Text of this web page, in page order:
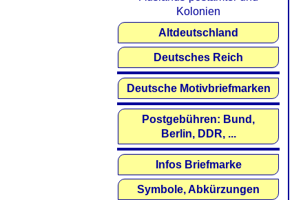
Kolonien
Altdeutschland
Deutsches Reich
Deutsche Motivbriefmarken
Postgebühren: Bund,
Berlin, DDR, ...
Infos Briefmarke
Symbole, Abkürzungen